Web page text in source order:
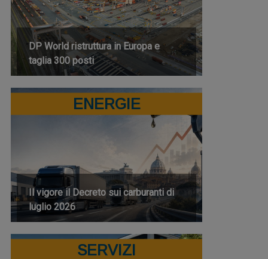
DP World ristruttura in Europa e
taglia 300 posti
ENERGIE
Il vigore il Decreto sui carburanti di
luglio 2026
SERVIZI